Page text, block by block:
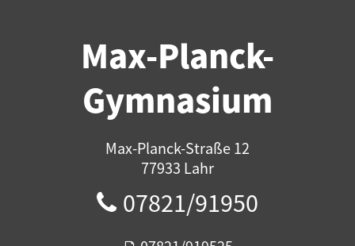
Max-Planck-
Gymnasium
Max-Planck-Straße 12
77933 Lahr
07821/91950